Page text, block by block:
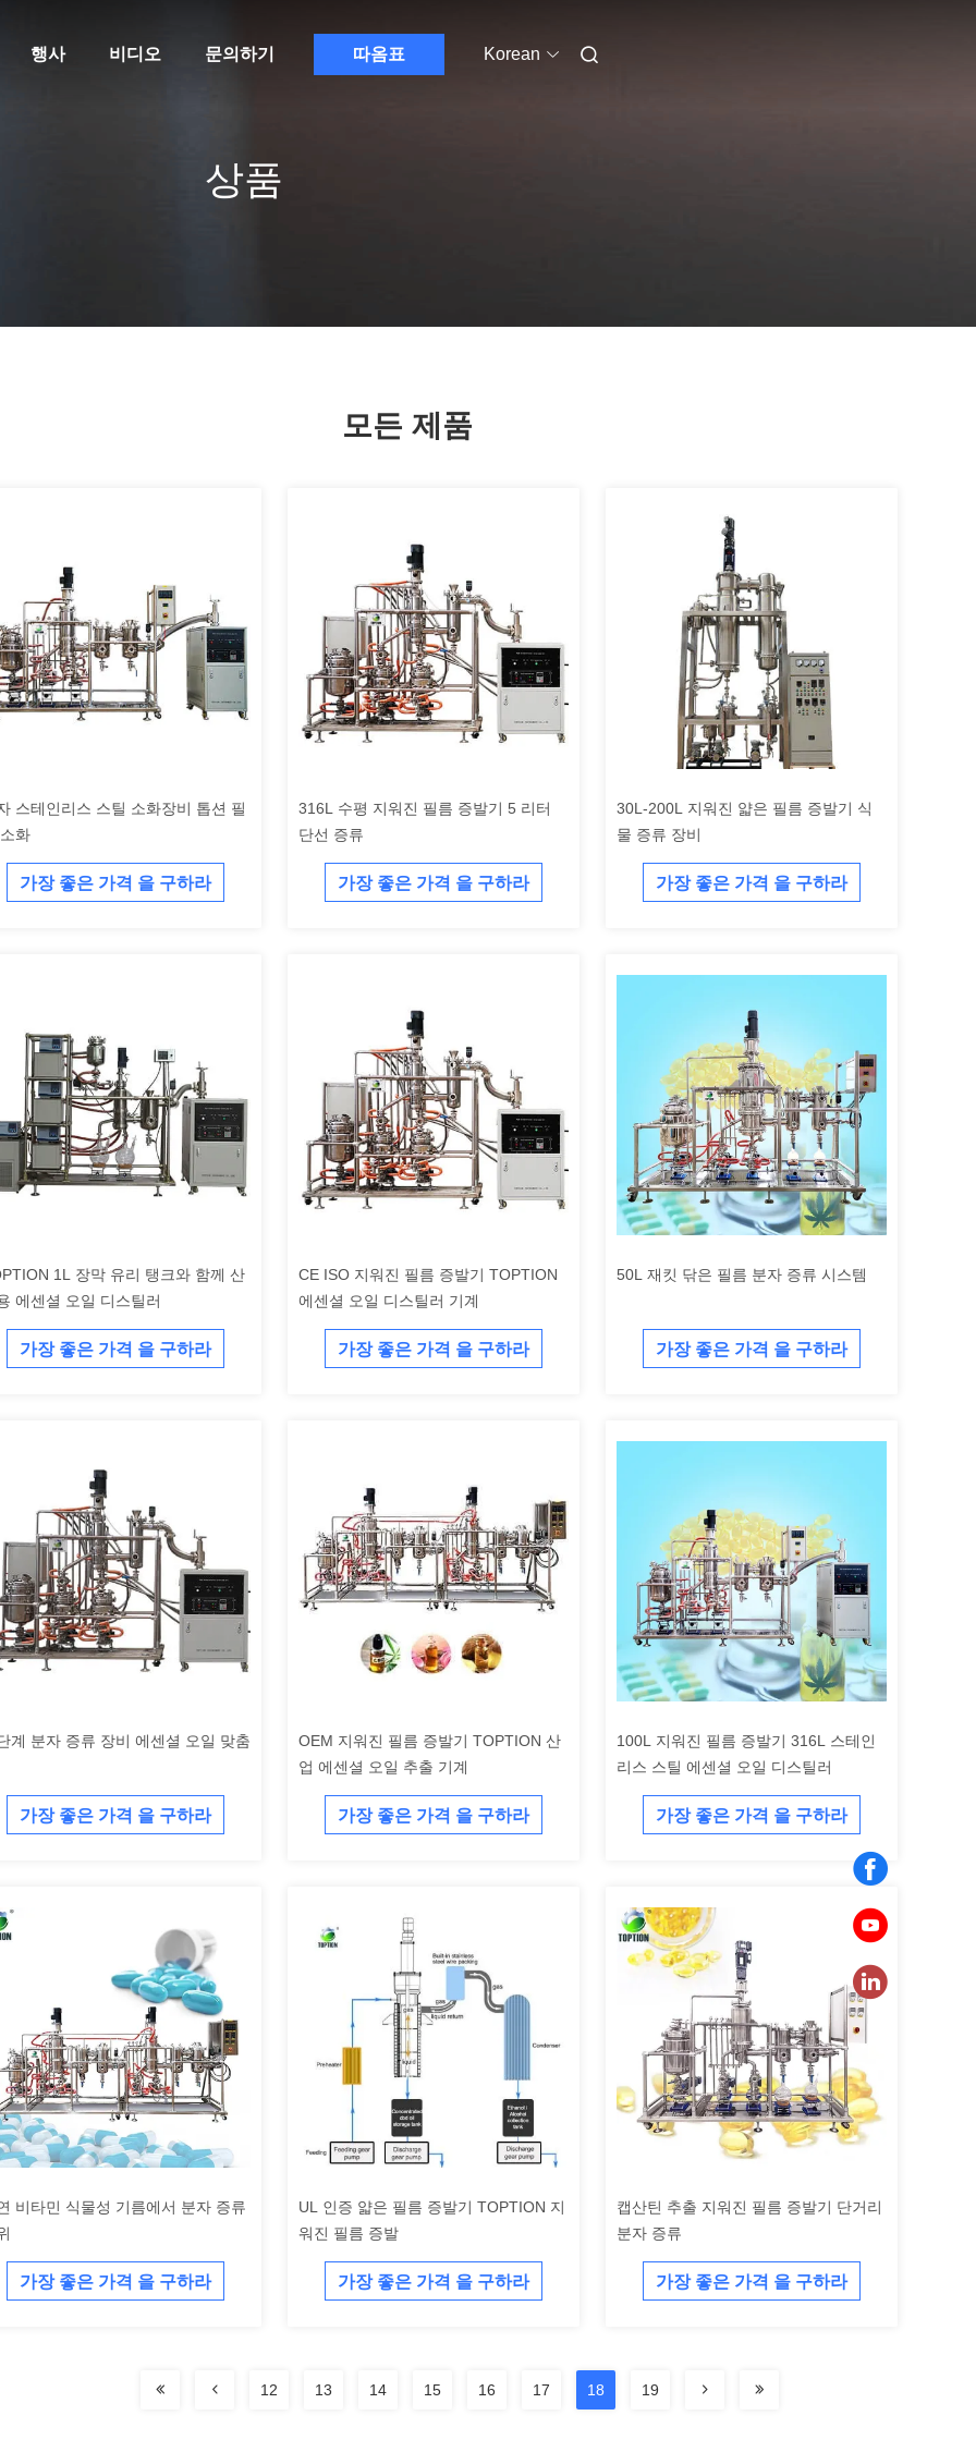
행사 비디오 문의하기 따옴표 Korean
상품
모든 제품
스테인리스 스틸 소화장비 톱션 필
화
가장 좋은 가격 을 구하라
316L 수평 지워진 필름 증발기 5 리터
단선 증류
가장 좋은 가격 을 구하라
30L-200L 지워진 얇은 필름 증발기 식
물 증류 장비
가장 좋은 가격 을 구하라
1L 장막 유리 탱크와 함께 산
에센셜 오일 디스틸러
가장 좋은 가격 을 구하라
CE ISO 지워진 필름 증발기 TOPTION
에센셜 오일 디스틸러 기계
가장 좋은 가격 을 구하라
50L 재킷 닦은 필름 분자 증류 시스템
가장 좋은 가격 을 구하라
계 분자 증류 장비 에센셜 오일 맞춤
가장 좋은 가격 을 구하라
OEM 지워진 필름 증발기 TOPTION 산
업 에센셜 오일 추출 기계
가장 좋은 가격 을 구하라
100L 지워진 필름 증발기 316L 스테인
리스 스틸 에센셜 오일 디스틸러
가장 좋은 가격 을 구하라
비타민 식물성 기름에서 분자 증류
가장 좋은 가격 을 구하라
UL 인증 얇은 필름 증발기 TOPTION 지
워진 필름 증발
가장 좋은 가격 을 구하라
캡산틴 추출 지워진 필름 증발기 단거리
분자 증류
가장 좋은 가격 을 구하라
12 13 14 15 16 17 18 19